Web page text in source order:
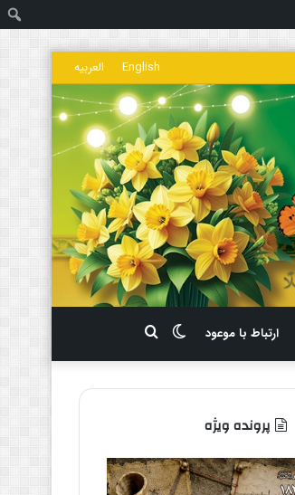
English العربیه
ارتباط با موعود
برای
تغییر
پوسته
پرونده ویژه